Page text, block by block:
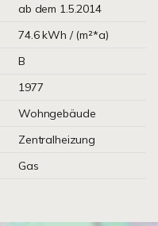
ab dem 1.5.2014
74.6 kWh / (m²*a)
B
1977
Wohngebäude
Zentralheizung
Gas